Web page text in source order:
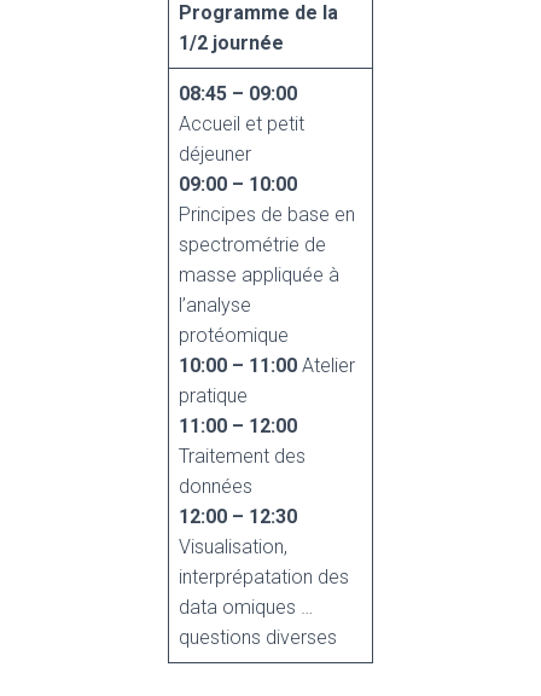
Programme de la
1/2 journée
08:45 – 09:00
Accueil et petit
déjeuner
09:00 – 10:00
Principes de base en
spectrométrie de
masse appliquée à
l’analyse
protéomique
10:00 – 11:00 Atelier
pratique
11:00 – 12:00
Traitement des
données
12:00 – 12:30
Visualisation,
interprépatation des
data omiques …
questions diverses